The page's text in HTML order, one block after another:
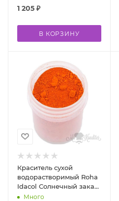
1 205 ₽
В КОРЗИНУ
Краситель сухой
водорастворимый Roha
Idacol Солнечный закат
E110 500 гр
Много